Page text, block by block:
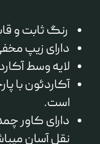
رنگ ثابت و‌
دارای زیپ
لایه وسط
آکاردئون با
است.
نقل آسان